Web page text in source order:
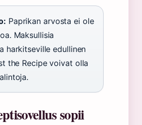
Paprikan arvosta ei ole
Maksullisia
harkitseville edullinen
the Recipe voivat olla
sopii